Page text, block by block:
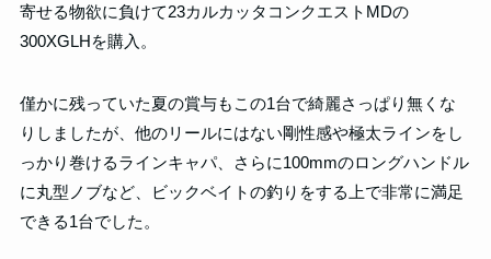
寄せる物欲に負けて23カルカッタコンクエストMDの
300XGLHを購入。
僅かに残っていた夏の賞与もこの1台で綺麗さっぱり無くな
りしましたが、他のリールにはない剛性感や極太ラインをし
っかり巻けるラインキャパ、さらに100mmのロングハンドル
に丸型ノブなど、ビックベイトの釣りをする上で非常に満足
できる1台でした。